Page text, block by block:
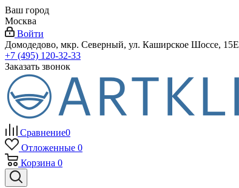
Ваш город
Москва
Войти
Домодедово, мкр. Северный, ул. Каширское Шоссе, 15Е
+7 (495) 120-32-33
Заказать звонок
Сравнение0
Отложенные 0
Корзина 0